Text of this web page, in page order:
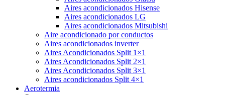
Aires acondicionados Hisense
Aires acondicionados LG
Aires acondicionados Mitsubishi
Aire acondicionado por conductos
Aires acondicionados inverter
Aires Acondicionados Split 1×1
Aires Acondicionados Split 2×1
Aires Acondicionados Split 3×1
Aires acondicionados Split 4×1
Aerotermia